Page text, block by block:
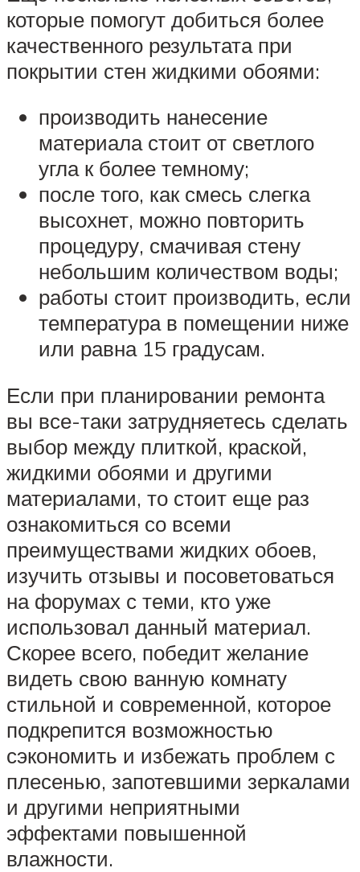
которые помогут добиться более
качественного результата при
покрытии стен жидкими обоями:
производить нанесение
материала стоит от светлого
угла к более темному;
после того, как смесь слегка
высохнет, можно повторить
процедуру, смачивая стену
небольшим количеством воды;
работы стоит производить, если
температура в помещении ниже
или равна 15 градусам.
Если при планировании ремонта
вы все-таки затрудняетесь сделать
выбор между плиткой, краской,
жидкими обоями и другими
материалами, то стоит еще раз
ознакомиться со всеми
преимуществами жидких обоев,
изучить отзывы и посоветоваться
на форумах с теми, кто уже
использовал данный материал.
Скорее всего, победит желание
видеть свою ванную комнату
стильной и современной, которое
подкрепится возможностью
сэкономить и избежать проблем с
плесенью, запотевшими зеркалами
и другими неприятными
эффектами повышенной
влажности.